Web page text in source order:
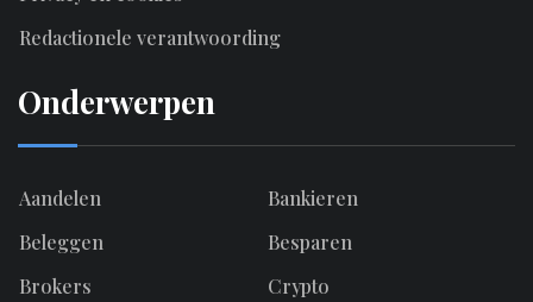
Redactionele verantwoording
Onderwerpen
Aandelen
Bankieren
Beleggen
Besparen
Brokers
Crypto